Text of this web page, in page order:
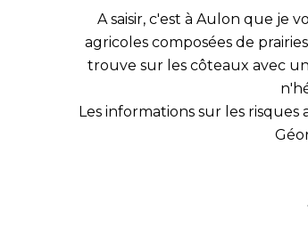
A saisir, c'est à Aulon que je
agricoles composées de
trouve sur les côteaux avec
Les informations sur les